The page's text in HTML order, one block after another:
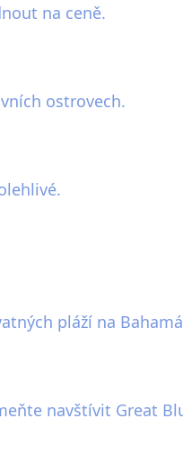
na ceně.
ostrovech.
pláží na
navštívit Great